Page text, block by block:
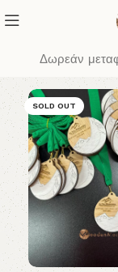
Δωρεάν
SOLD OUT